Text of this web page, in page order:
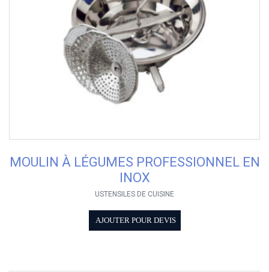
MOULIN À LÉGUMES PROFESSIONNEL EN
INOX
USTENSILES DE CUISINE
AJOUTER POUR DEVIS